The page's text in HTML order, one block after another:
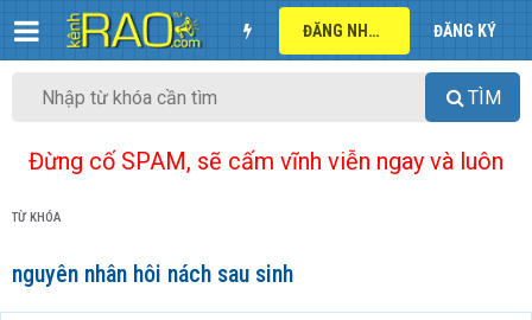
ĐĂNG NHẬP ĐĂNG KÝ
TÌM
Đừng cố SPAM, sẽ cấm vĩnh viễn ngay và luôn
TỪ KHÓA
nguyên nhân hôi nách sau sinh